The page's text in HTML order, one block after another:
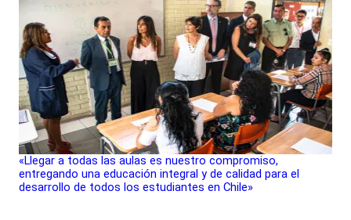
«Llegar a todas las aulas es nuestro compromiso,
entregando una educación integral y de calidad para el
desarrollo de todos los estudiantes en Chile»